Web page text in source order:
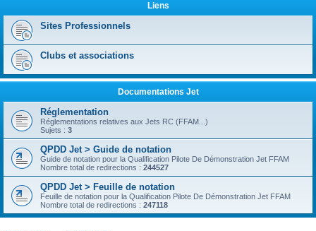
Liens
Sites Professionnels
Clubs et associations
Documentations Jet
Réglementation
Réglementations relatives aux Jets RC (FFAM...)
Sujets : 3
QPDD Jet > Guide de notation
Guide de notation pour la Qualification Pilote De Démonstration Jet FFAM
Nombre total de redirections : 244527
QPDD Jet > Feuille de notation
Feuille de notation pour la Qualification Pilote De Démonstration Jet FFAM
Nombre total de redirections : 247118